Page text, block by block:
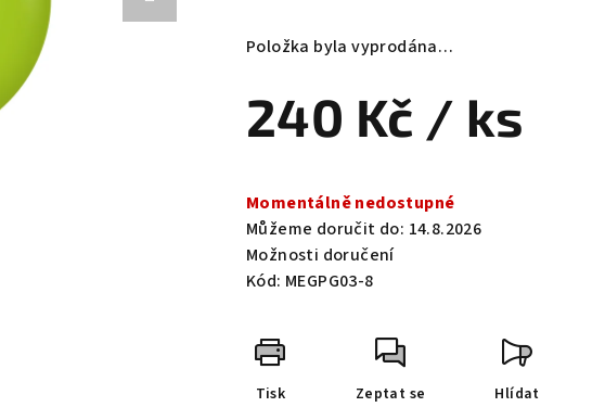
produktu
z
5
Položka byla vyprodána…
240 Kč / ks
cena:
Momentálně nedostupné
Můžeme doručit do: 14.8.2026
Možnosti doručení
Kód: MEGPG03-8
Tisk Zeptat se Hlídat